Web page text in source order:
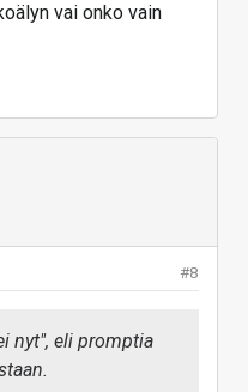
vai onko vain
#8
nyt", eli promptia